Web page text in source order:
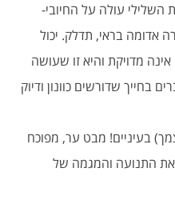
השלילי עולה על החיובי-
אדומה בראי, תדלק. יכול
מדויקת והיא זו שעושה
בחייך שדורשים כוונון ודיוק
בעיניים! מבט ער, מפוכח
את התנועה והמגמה של